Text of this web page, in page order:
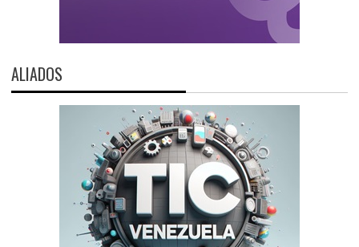
ALIADOS